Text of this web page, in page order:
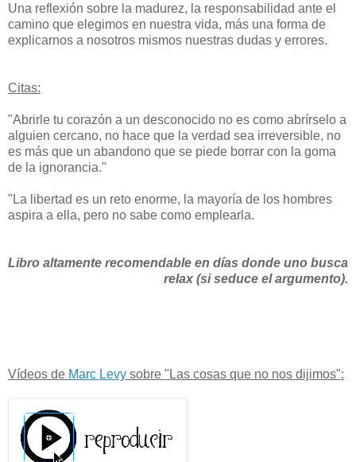
Una reflexión sobre la madurez, la responsabilidad ante el
camino que elegimos en nuestra vida, más una forma de
explicarnos a nosotros mismos nuestras dudas y errores.
Citas:
"Abrirle tu corazón a un desconocido no es como abrírselo a
alguien cercano, no hace que la verdad sea irreversible, no
es más que un abandono que se piede borrar con la goma
de la ignorancia."
"La libertad es un reto enorme, la mayoría de los hombres
aspira a ella, pero no sabe como emplearla.
Libro altamente recomendable en días donde uno busca
relax (si seduce el argumento).
Vídeos de Marc Levy sobre "Las cosas que no nos dijimos":